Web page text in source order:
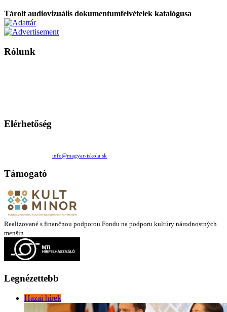
Tárolt audiovizuális dokumentumfelvételek katalógusa
Rólunk
Elérhetőség
info@magyar-iskola.sk
Támogató
Realizované s finančnou podporou Fondu na podporu kultúry národnostných
menšín
Legnézettebb
Hazai hírek